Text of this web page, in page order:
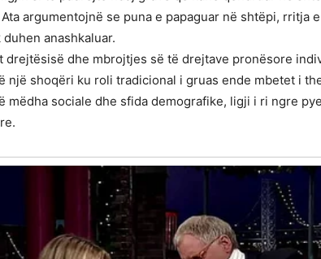
argumentojnë se puna e papaguar në shtëpi, rritja
anashkaluar.
dhe mbrojtjes së të drejtave pronësore
shoqëri ku roli tradicional i gruas ende mbetet i
mëdha sociale dhe sfida demografike, ligji i ri ngre